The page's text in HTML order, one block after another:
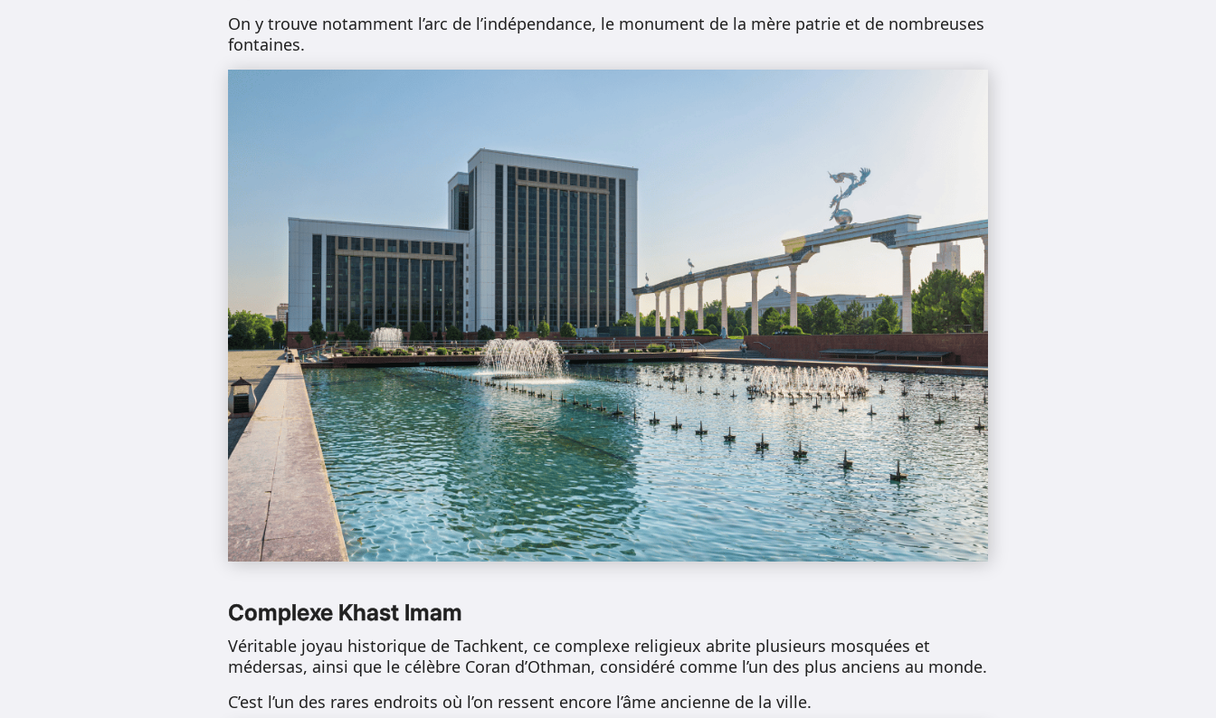
On y trouve notamment l’arc de l’indépendance, le monument de la mère patrie et de nombreuses
fontaines.
Complexe Khast Imam
Véritable joyau historique de Tachkent, ce complexe religieux abrite plusieurs mosquées et
médersas, ainsi que le célèbre Coran d’Othman, considéré comme l’un des plus anciens au monde.
C’est l’un des rares endroits où l’on ressent encore l’âme ancienne de la ville.